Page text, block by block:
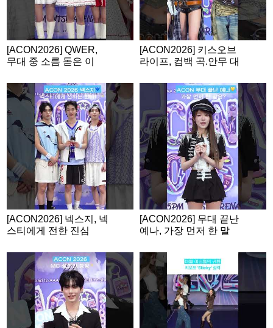
[ACON2026] QWER,
무대 중 소름 돋은 이
[ACON2026] 키스오브
라이프, 컴백 곡.안무 대
[ACON2026] 넥스지, 넥
스티에게 전한 진심
[ACON2026] 무대 끝난
예나, 가장 먼저 한 말